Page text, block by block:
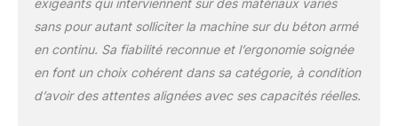
exigeants qui interviennent sur des matériaux variés
sans pour autant solliciter la machine sur du béton armé
en continu. Sa fiabilité reconnue et l’ergonomie soignée
en font un choix cohérent dans sa catégorie, à condition
d’avoir des attentes alignées avec ses capacités réelles.